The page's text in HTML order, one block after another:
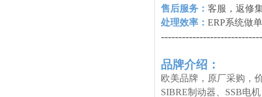
售后服务： 客服，返修
处理效率： ERP系统做
品牌介绍：
欧美品牌，原厂采购，
SIBRE制动器、SSB电